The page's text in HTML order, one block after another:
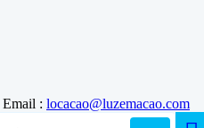
Email : locacao@luzemacao.com